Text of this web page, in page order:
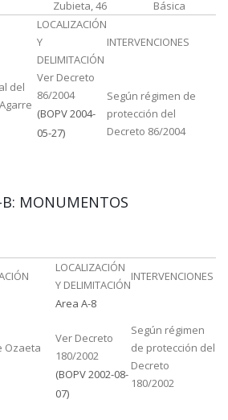
Zubieta, 46 Básica
LOCALIZACIÓN
Y
DELIMITACIÓN
INTERVENCIONES
del
Ver Decreto
86/2004
(BOPV 2004-
05-27)
Según régimen de
protección del
Decreto 86/2004
MONUMENTOS
LOCALIZACIÓN
Y DELIMITACIÓN
INTERVENCIONES
Ozaeta
Area A-8
Ver Decreto
180/2002
(BOPV 2002-08-
07)
Según régimen
de protección del
Decreto
180/2002